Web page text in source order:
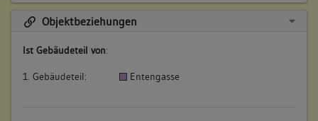
Objektbeziehungen
Ist Gebäudeteil von:
1. Gebäudeteil: Entengasse